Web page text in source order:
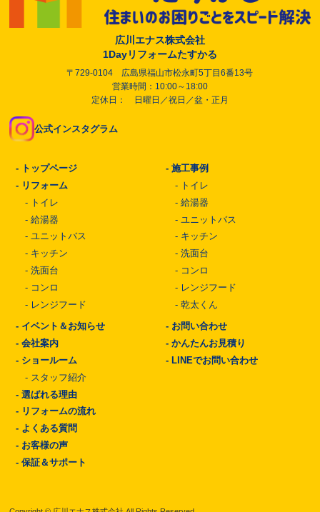
広川エナス株式会社
1Dayリフォームたすかる
〒729-0104 広島県福山市松永町5丁目6番13号
営業時間：10:00～18:00
定休日： 日曜日／祝日／盆・正月
公式インスタグラム
- トップページ
- リフォーム
- トイレ
- 給湯器
- ユニットバス
- キッチン
- 洗面台
- コンロ
- レンジフード
-施工事例
- トイレ
-給湯器
- ユニットバス
- キッチン
-洗面台
- コンロ
- レンジフード
-乾太くん
- イベント＆お知らせ
- 会社案内
- ショールーム
- スタッフ紹介
- 選ばれる理由
- リフォームの流れ
- よくある質問
- お客様の声
- 保証＆サポート
- お問い合わせ
-かんたんお見積り
- LINEでお問い合わせ